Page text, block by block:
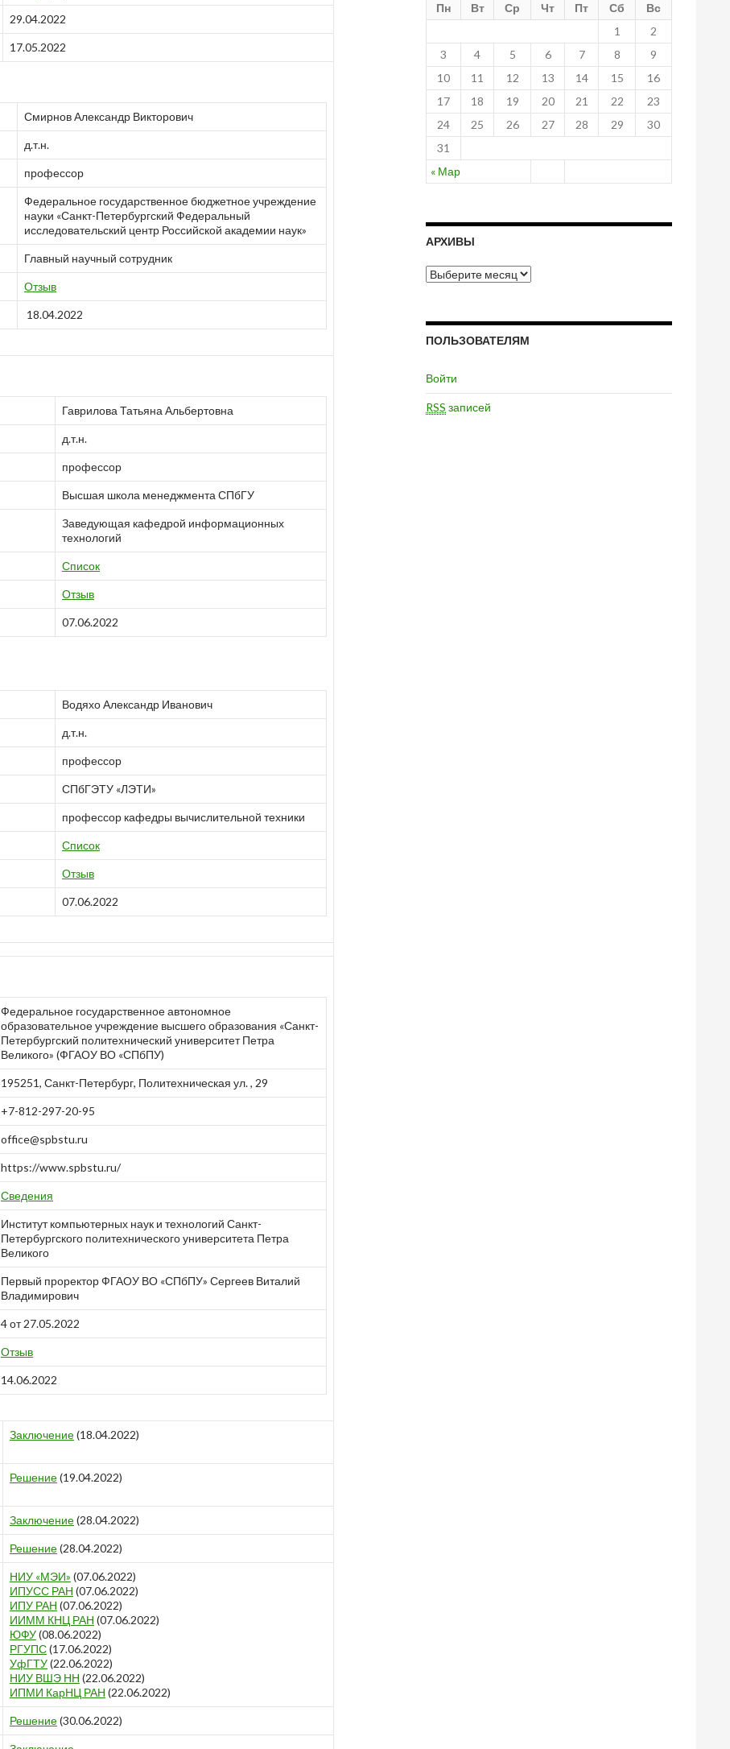
29.04.2022
17.05.2022
Смирнов Александр Викторович
д.т.н.
профессор
Федеральное государственное бюджетное учреждение
науки «Санкт-Петербургский Федеральный
исследовательский центр Российской академии наук»
Главный научный сотрудник
Отзыв
18.04.2022
Гаврилова Татьяна Альбертовна
д.т.н.
профессор
Высшая школа менеджмента СПбГУ
Заведующая кафедрой информационных
технологий
Список
Отзыв
07.06.2022
Водяхо Александр Иванович
д.т.н.
профессор
СПбГЭТУ «ЛЭТИ»
профессор кафедры вычислительной техники
Список
Отзыв
07.06.2022
Федеральное государственное автономное
образовательное учреждение высшего образования «Санкт-
Петербургский политехнический университет Петра
Великого» (ФГАОУ ВО «СПбПУ)
195251, Санкт-Петербург, Политехническая ул. , 29
+7-812-297-20-95
office@spbstu.ru
https://www.spbstu.ru/
Сведения
Институт компьютерных наук и технологий Санкт-
Петербургского политехнического университета Петра
Великого
Первый проректор ФГАОУ ВО «СПбПУ» Сергеев Виталий
Владимирович
4 от 27.05.2022
Отзыв
14.06.2022
Заключение(18.04.2022)
Решение(19.04.2022)
Заключение(28.04.2022)
Решение(28.04.2022)
НИУ «МЭИ» (07.06.2022)
ИПУСС РАН (07.06.2022)
ИПУ РАН (07.06.2022)
ИИММ КНЦ РАН (07.06.2022)
ЮФУ(08.06.2022)
РГУПС(17.06.2022)
УфГТУ(22.06.2022)
НИУ ВШЭ НН (22.06.2022)
ИПМИ КарНЦ РАН (22.06.2022)
Решение(30.06.2022)
Пн Вт Ср Чт Пт Сб Вс
« Мар
1
2
3
4 5 6 7 8
9
10
11 12 13 14 15
16
17
18 19 20 21 22
23
24
25 26 27 28 29
30
31
АРХИВЫ
ПОЛЬЗОВАТЕЛЯМ
Войти
RSS записей